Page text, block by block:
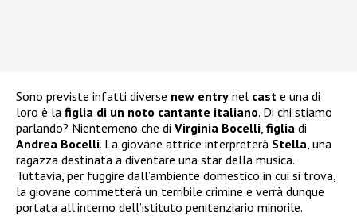
Sono previste infatti diverse new entry nel cast e una di
loro è la figlia di un noto cantante italiano. Di chi stiamo
parlando? Nientemeno che di Virginia Bocelli figlia di
Andrea Bocelli. La giovane attrice interpreterà Stella , una
ragazza destinata a diventare una star della musica.
Tuttavia, per fuggire dall’ambiente domestico in cui si trova,
la giovane commetterà un terribile crimine e verrà dunque
portata all’interno dell’istituto penitenziario minorile.